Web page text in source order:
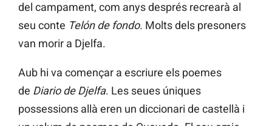
del campament, com anys després recrearà al
seu conte Telón de fondo. Molts dels presoners
van morir a Djelfa.
Aub hi va començar a escriure els poemes
de Diario de Djelfa. Les seues úniques
possessions allà eren un diccionari de castellà i